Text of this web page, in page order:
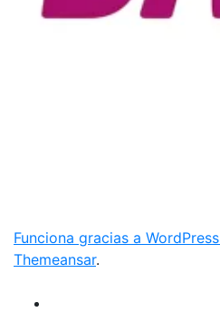
Funciona gracias a WordPress
Themeansar.